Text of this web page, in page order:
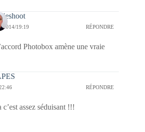
2014/19:19 RÉPONDRE
Photobox amène une vraie
RÉPONDRE
assez séduisant !!!